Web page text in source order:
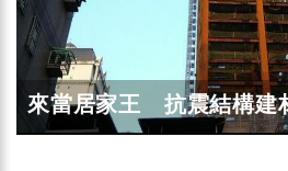
來當居家王 抗震結構建